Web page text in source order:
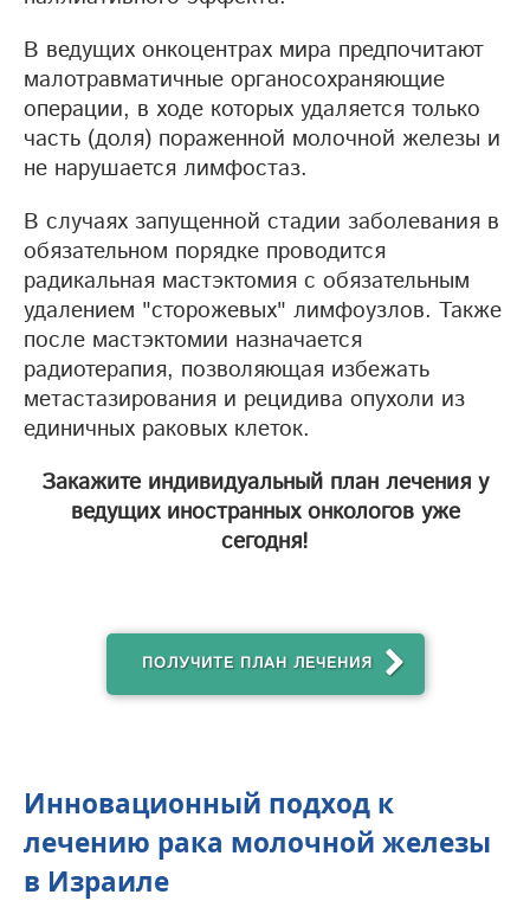
В ведущих онкоцентрах мира предпочитают
малотравматичные органосохраняющие
операции, в ходе которых удаляется только
часть (доля) пораженной молочной железы и
не нарушается лимфостаз.
В случаях запущенной стадии заболевания в
обязательном порядке проводится
радикальная мастэктомия с обязательным
удалением "сторожевых" лимфоузлов. Также
после мастэктомии назначается
радиотерапия, позволяющая избежать
метастазирования и рецидива опухоли из
единичных раковых клеток.
Закажите индивидуальный план лечения у
ведущих иностранных онкологов уже
сегодня!
ПОЛУЧИТЕ ПЛАН ЛЕЧЕНИЯ
Инновационный подход к
лечению рака молочной железы
в Израиле